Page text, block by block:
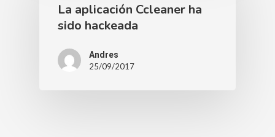
La aplicación Ccleaner ha
sido hackeada
Andres
25/09/2017